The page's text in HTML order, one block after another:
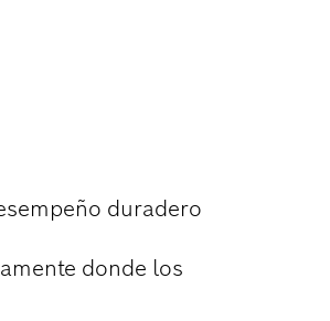
duradero
donde los